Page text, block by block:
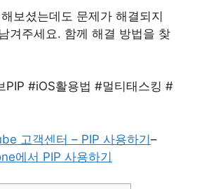
보셨는데도 문제가 해결되지
겨주세요. 함께 해결 방법을 찾
PIP #iOS활용법 #멀티태스킹 #
고객센터 – PIP 사용하기–
에서 PIP 사용하기